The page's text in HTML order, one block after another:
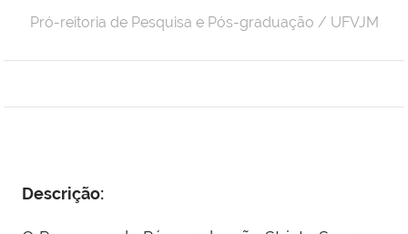
Pró-reitoria de Pesquisa e Pós-graduação / UFVJM
Descrição: